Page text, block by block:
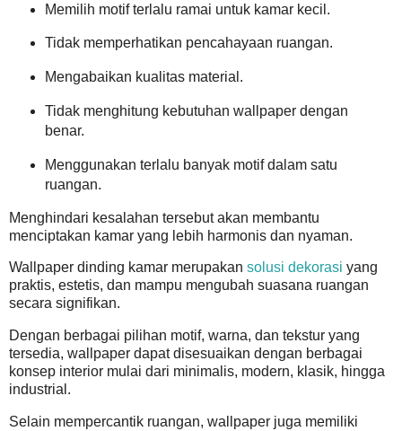
Memilih motif terlalu ramai untuk kamar kecil.
Tidak memperhatikan pencahayaan ruangan.
Mengabaikan kualitas material.
Tidak menghitung kebutuhan wallpaper dengan
benar.
Menggunakan terlalu banyak motif dalam satu
ruangan.
Menghindari kesalahan tersebut akan membantu
menciptakan kamar yang lebih harmonis dan nyaman.
Wallpaper dinding kamar merupakan solusi dekorasi yang
praktis, estetis, dan mampu mengubah suasana ruangan
secara signifikan.
Dengan berbagai pilihan motif, warna, dan tekstur yang
tersedia, wallpaper dapat disesuaikan dengan berbagai
konsep interior mulai dari minimalis, modern, klasik, hingga
industrial.
Selain mempercantik ruangan, wallpaper juga memiliki